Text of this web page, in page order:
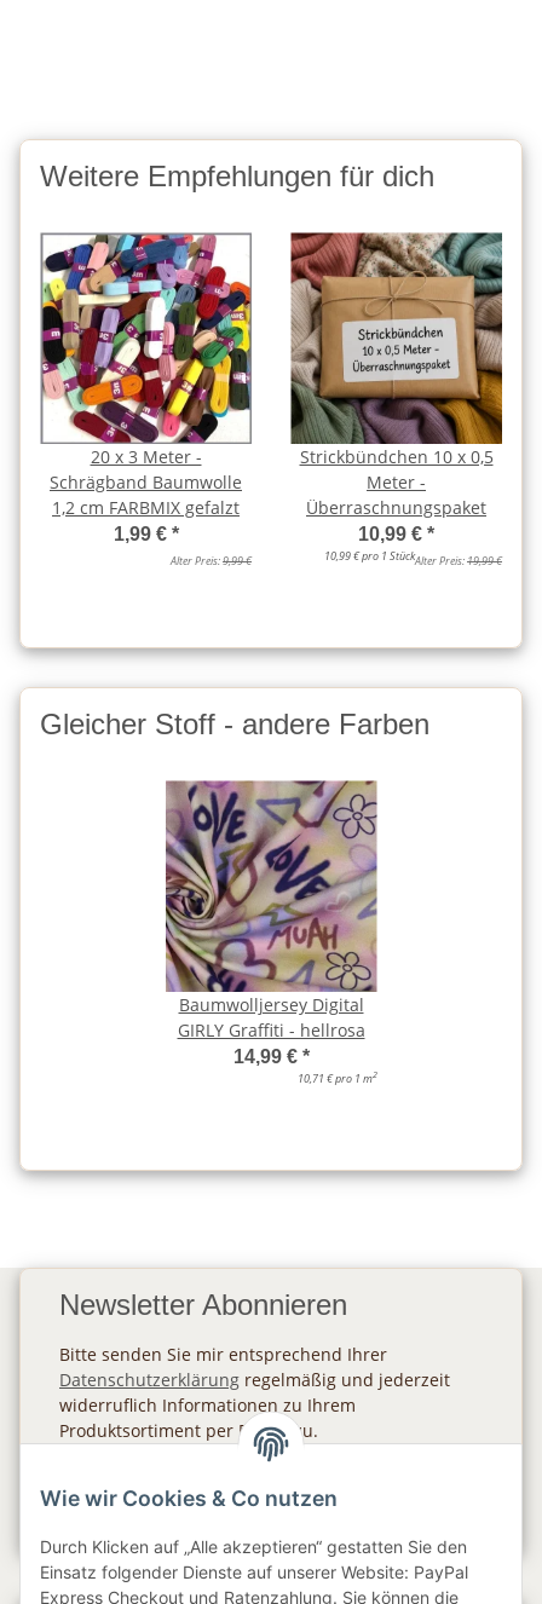
Weitere Empfehlungen für dich
20 x 3 Meter -
Schrägband Baumwolle
1,2 cm FARBMIX gefalzt
1,99 € *
Alter Preis:9,99 €
Strickbündchen 10 x 0,5
Meter -
Überraschnungspaket
10,99 € *
10,99 € pro 1 StückAlter Preis:19,99 €
Gleicher Stoff - andere Farben
Baumwolljersey Digital
GIRLY Graffiti - hellrosa
14,99 € *
10,71 € pro 1 m2
Newsletter Abonnieren
Bitte senden Sie mir entsprechend Ihrer
Datenschutzerklärung regelmäßig und jederzeit
widerruflich Informationen zu Ihrem
Produktsortiment per E-Mail zu.
Wie wir Cookies & Co nutzen
Durch Klicken auf „Alle akzeptieren“ gestatten Sie den
Einsatz folgender Dienste auf unserer Website: PayPal
Express Checkout und Ratenzahlung. Sie können die